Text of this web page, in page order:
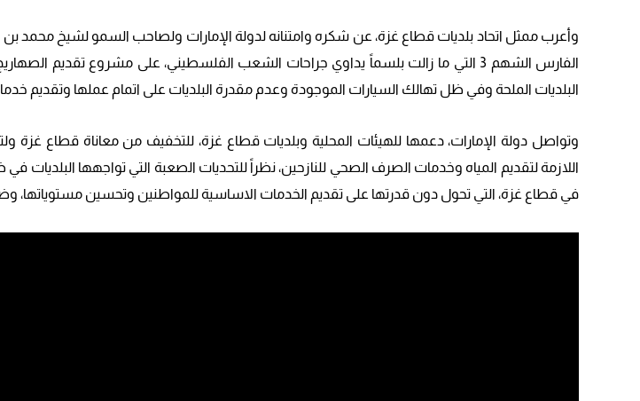
وأعرب ممثل اتحاد بلديات قطاع غزة، عن شكره وامتنانه لدولة الإمارات ولصاحب السمو لشيخ محمد بن
الفارس الشهم 3 التي ما زالت بلسماً يداوي جراحات الشعب الفلسطيني، على مشروع تقديم
البلديات الملحة وفي ظل تهالك السيارات الموجودة وعدم مقدرة البلديات على اتمام عملها وتقديم
وتواصل دولة الإمارات، دعمها للهيئات المحلية وبلديات قطاع غزة، للتخفيف من معاناة قطاع غزة
اللازمة لتقديم المياه وخدمات الصرف الصحي للنازحين، نظراً للتحديات الصعبة التي تواجهها البلديات
في قطاع غزة، التي تحول دون قدرتها على تقديم الخدمات الاساسية للمواطنين وتحسين مستوياتها،